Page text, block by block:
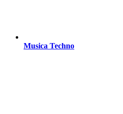
Musica Techno